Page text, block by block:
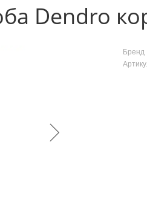
Dendro
Бренд